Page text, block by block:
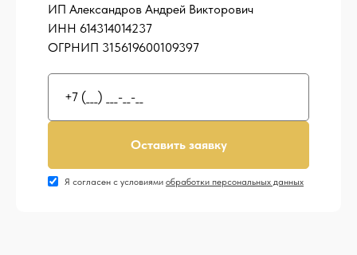
ИП Александров Андрей Викторович
ИНН 614314014237
ОГРНИП 315619600109397
Оставить заявку
Я согласен с условиями обработки персональных данных